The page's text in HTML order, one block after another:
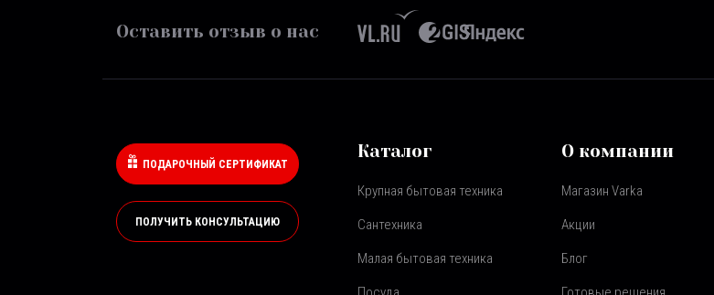
Оставить отзыв о нас
ПОДАРОЧНЫЙ СЕРТИФИКАТ
ПОЛУЧИТЬ КОНСУЛЬТАЦИЮ
Каталог
Крупная бытовая техника
Сантехника
Малая бытовая техника
О компании
Магазин Varka
Акции
Блог